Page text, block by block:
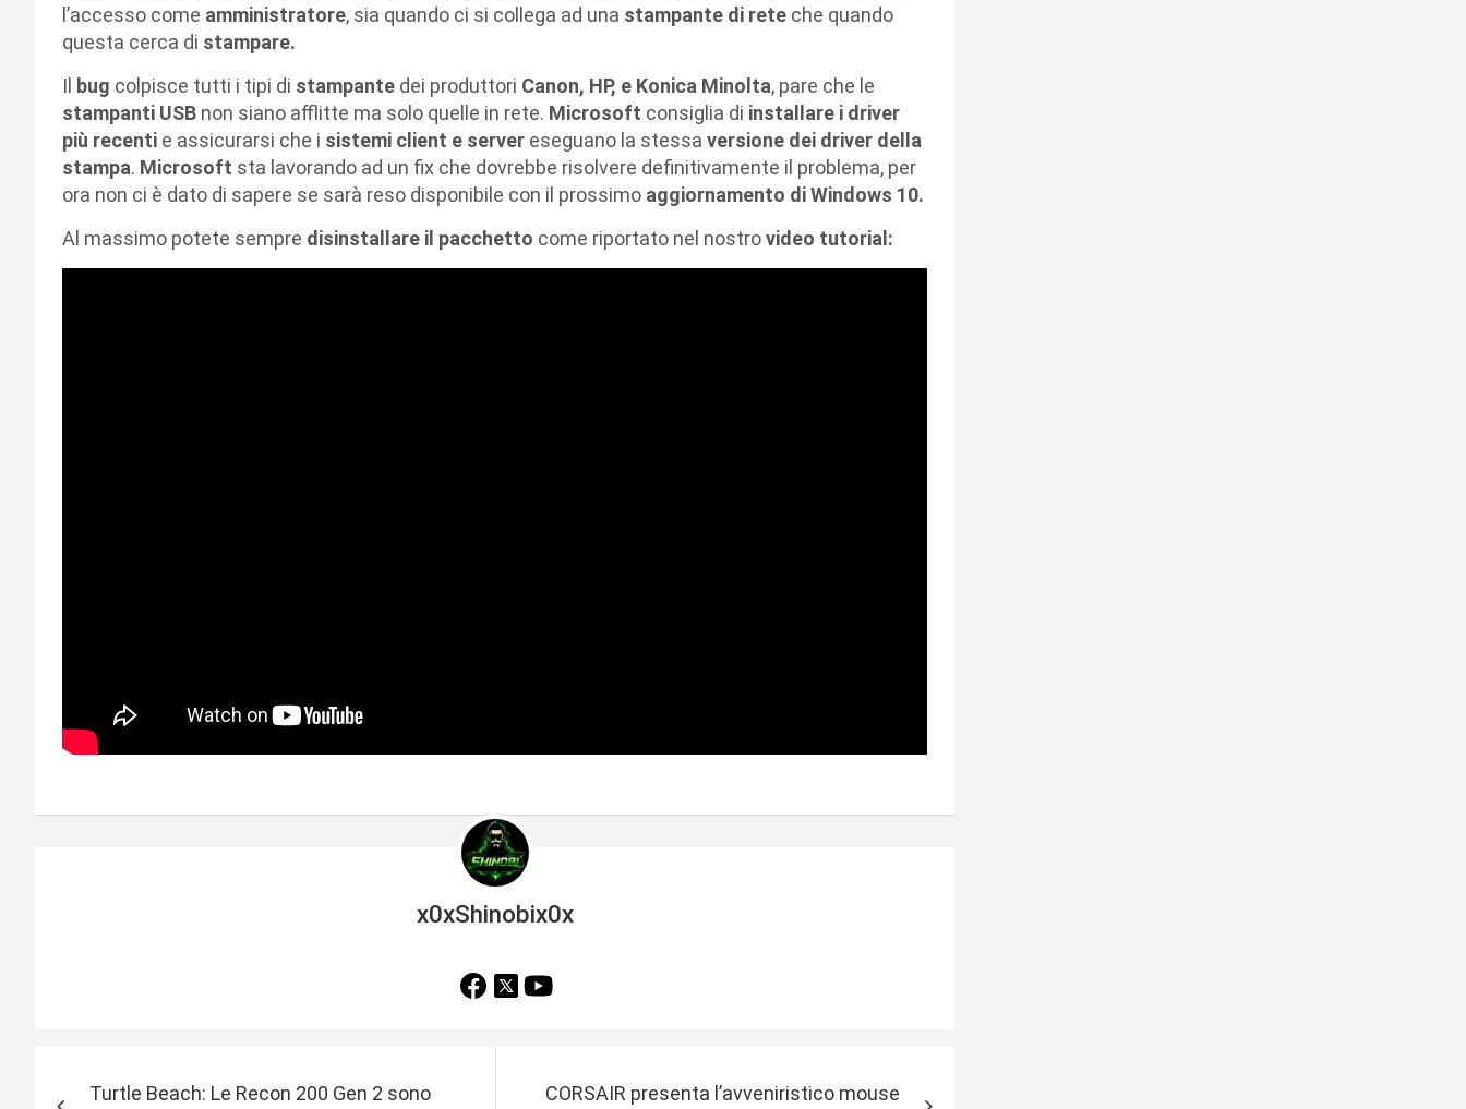
l’accesso come amministratore, sia quando ci si collega ad una stampante di rete che quando
questa cerca di stampare.
Il bug colpisce tutti i tipi di stampante dei produttori Canon, HP, e Konica Minolta, pare che le
stampanti USB non siano afflitte ma solo quelle in rete. Microsoft consiglia di installare i driver
più recenti e assicurarsi che i sistemi client e server eseguano la stessa versione dei driver della
stampa. Microsoft sta lavorando ad un fix che dovrebbe risolvere definitivamente il problema, per
ora non ci è dato di sapere se sarà reso disponibile con il prossimo aggiornamento di Windows 10.
Al massimo potete sempre disinstallare il pacchetto come riportato nel nostrovideo tutorial:
x0xShinobix0x
Turtle Beach: Le Recon 200 Gen 2 sono CORSAIR presenta l’avveniristico mouse